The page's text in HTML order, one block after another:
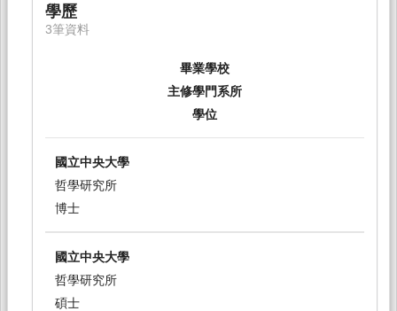
學歷
3筆資料
畢業學校
主修學門系所
學位
國立中央大學
哲學研究所
博士
國立中央大學
哲學研究所
碩士